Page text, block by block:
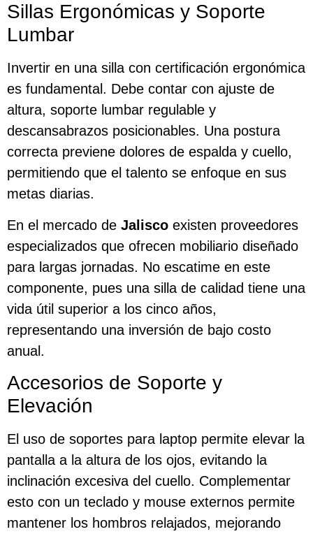
Sillas Ergonómicas y Soporte
Lumbar
Invertir en una silla con certificación ergonómica
es fundamental. Debe contar con ajuste de
altura, soporte lumbar regulable y
descansabrazos posicionables. Una postura
correcta previene dolores de espalda y cuello,
permitiendo que el talento se enfoque en sus
metas diarias.
En el mercado de Jalisco existen proveedores
especializados que ofrecen mobiliario diseñado
para largas jornadas. No escatime en este
componente, pues una silla de calidad tiene una
vida útil superior a los cinco años,
representando una inversión de bajo costo
anual.
Accesorios de Soporte y
Elevación
El uso de soportes para laptop permite elevar la
pantalla a la altura de los ojos, evitando la
inclinación excesiva del cuello. Complementar
esto con un teclado y mouse externos permite
mantener los hombros relajados, mejorando